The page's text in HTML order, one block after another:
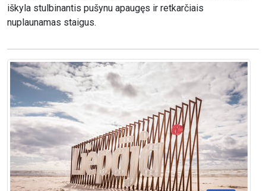
iškyla stulbinantis pušynu apaugęs ir retkarčiais
nuplaunamas staigus.